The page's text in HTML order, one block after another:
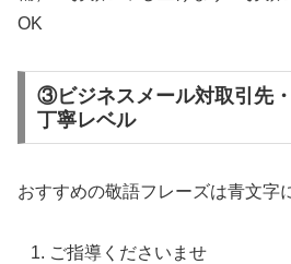
OK
③ビジネスメール対取引先
丁寧レベル
おすすめの敬語フレーズは青文字
ご指導くださいませ